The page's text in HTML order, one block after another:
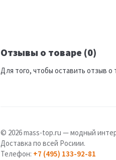
Отзывы о товаре (0)
Для того, чтобы оставить отзыв
© 2026 mass-top.ru — модный
Доставка по всей Росиии.
Телефон: +7 (495) 133-92-81